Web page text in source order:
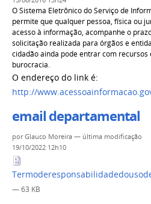
O Sistema Eletrônico do Serviço de
permite que qualquer pessoa, física ou
acesso à informação, acompanhe o
solicitação realizada para órgãos e
cidadão ainda pode entrar com
burocracia.
O endereço do link é:
http://
email departamental
porGlauco Moreira — última modificação
19/10/2022 12h10
— 63 KB